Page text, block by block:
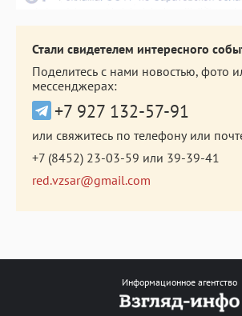
Стали свидетелем интересного
Поделитесь с нами новостью, фото
мессенджерах:
+7 927 132-57-91
или свяжитесь по телефону или
+7 (8452) 23-03-59 или 39-39-41
red.vzsar@gmail.com
Информационное агентство